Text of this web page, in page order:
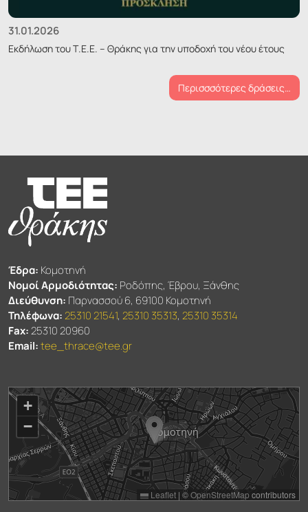
31.01.2026
Εκδήλωση του Τ.Ε.Ε. – Θράκης για την υποδοχή του νέου έτους
Περισσσότερες δράσεις…
Έδρα: Κομοτηνή
Νομοί Αρμοδιότητας: Ροδόπης, Έβρου, Ξάνθης
Διεύθυνση: Παρνασσού 6, 69100 Κομοτηνή
Τηλέφωνα:25310 21541,25310 35313,25310 35314
Fax:25310 20960
Email:tee_thrace@tee.gr
+
−
Leaflet | ©OpenStreetMap contributors